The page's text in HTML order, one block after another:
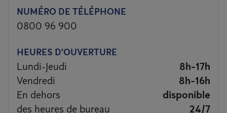
NUMÉRO DE TÉLÉPHONE
0800 96 900
HEURES D'OUVERTURE
Lundi-Jeudi
8h-17h
Vendredi
8h-16h
En dehors
disponible
des heures de bureau
24/7